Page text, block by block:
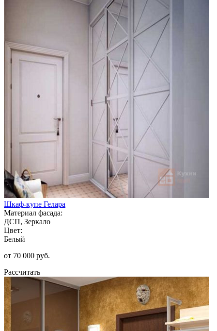
Шкаф-купе Гелара
Материал фасада:
ДСП, Зеркало
Цвет:
Белый
от 70 000 руб.
Рассчитать